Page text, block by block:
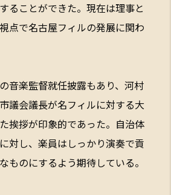
ることができた。現在は理事と
点で名古屋フィルの発展に関わ
音楽監督就任披露もあり、河村
議会議長が名フィルに対する大
挨拶が印象的であった。自治体
対し、楽員はしっかり演奏で貢
ものにするよう期待している。